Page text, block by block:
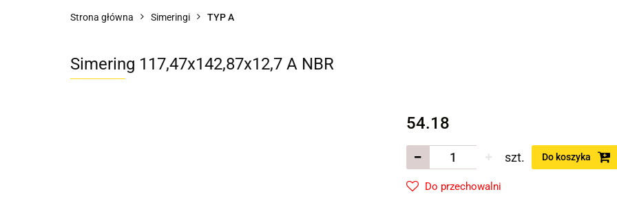
Strona główna Simeringi TYP A
Simering 117,47x142,87x12,7 A NBR
54.18
szt. Do koszyka
Do przechowalni